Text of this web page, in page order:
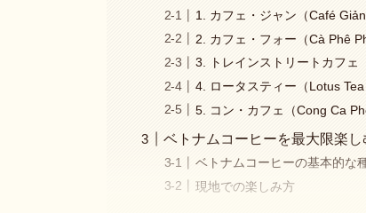
1. カフェ・ジャン（Café
2. カフェ・フォー（Cà Phê
3. トレインストリートカフェ
4. ロータスティー（Lotus Tea
5. コン・カフェ（Cong Ca
ベトナムコーヒーを最大限楽し
ベトナムコーヒーの基本的な
現地での楽しみ方